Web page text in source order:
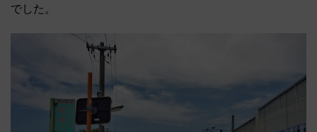
でした。